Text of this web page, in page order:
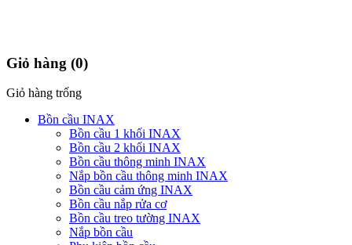
Giỏ hàng (0)
Giỏ hàng trống
Bồn cầu INAX
Bồn cầu 1 khối INAX
Bồn cầu 2 khối INAX
Bồn cầu thông minh INAX
Nắp bồn cầu thông minh INAX
Bồn cầu cảm ứng INAX
Bồn cầu nắp rửa cơ
Bồn cầu treo tường INAX
Nắp bồn cầu